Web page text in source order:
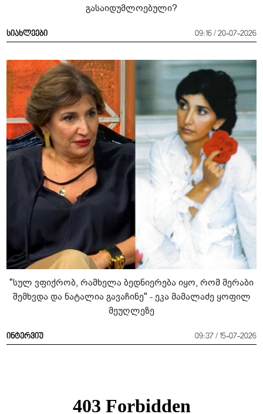
გასაიდუმლოებული?
სიახლეები 09:16 / 20-07-2026
"სულ ვფიქრობ, რამხელა ბედნიერება იყო, რომ მერაბი
შემხვდა და ნატალია გავაჩინე" - ეკა მამალაძე ყოფილ
მეუღლეზე
ინტერვიუ 09:37 / 15-07-2026